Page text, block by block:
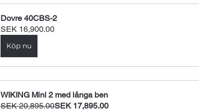
Dovre 40CBS-2
SEK 16,900.00
Köp nu
WIKING Mini 2 med långa ben
SEK 20,895.00SEK 17,895.00